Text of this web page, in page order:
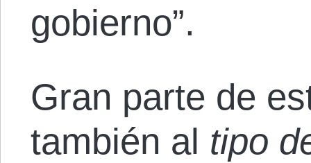
gobierno”.
Gran parte de
también al tipo